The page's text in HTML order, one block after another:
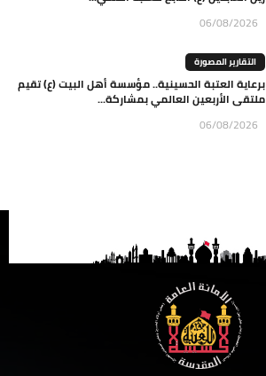
06/08/2026
التقارير المصورة
برعاية العتبة الحسينية.. مؤسسة أهل البيت (ع) تقيم
ملتقى الأربعين العالمي بمشاركة...
06/08/2026